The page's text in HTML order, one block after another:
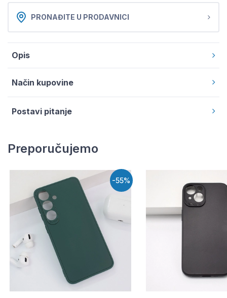
PRONAĐITE U PRODAVNICI
Opis
Način kupovine
Postavi pitanje
Preporučujemo
-55%